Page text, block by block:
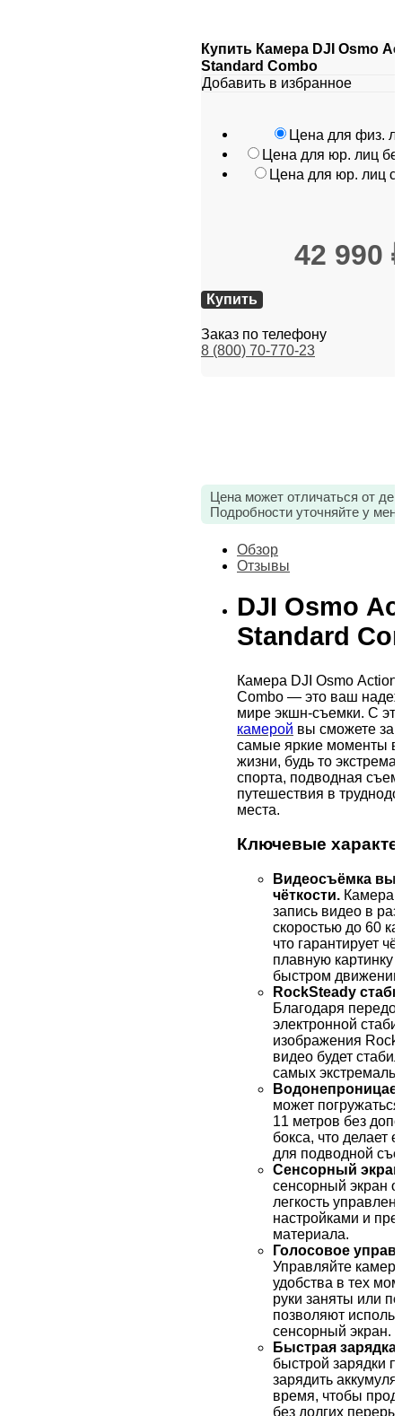
Купить Камера DJI Osmo
Standard Combo
Добавить в избранное
Цена для физ.
Цена для юр. лиц
Цена для юр. лиц
42 990
Купить
Заказ по телефону
8 (800) 70-770-23
Цена может отличаться от
Подробности уточняйте у
Обзор
Отзывы
DJI Osmo
Standard
Камера DJI Osmo Action
Combo — это ваш
мире экшн-съемки. С
камерой вы сможете
самые яркие моменты
жизни, будь то
спорта, подводная
путешествия в
места.
Ключевые
Видеосъёмка
чёткости. Камера
запись видео в
скоростью до 60
что гарантирует
плавную картинку
быстром
RockSteady
Благодаря
электронной
изображения
видео будет
самых
может
11 метров без
бокса, что делает
для подводной
Сенсорный
сенсорный экран
легкость
настройками и
материала.
Голосовое
Управляйте
удобства в тех
руки заняты или
позволяют
сенсорный экран.
Быстрая
быстрой зарядки
зарядить
время, чтобы
без долгих